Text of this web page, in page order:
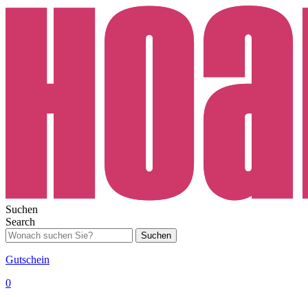
Suchen
Search
Suchen
Gutschein
0